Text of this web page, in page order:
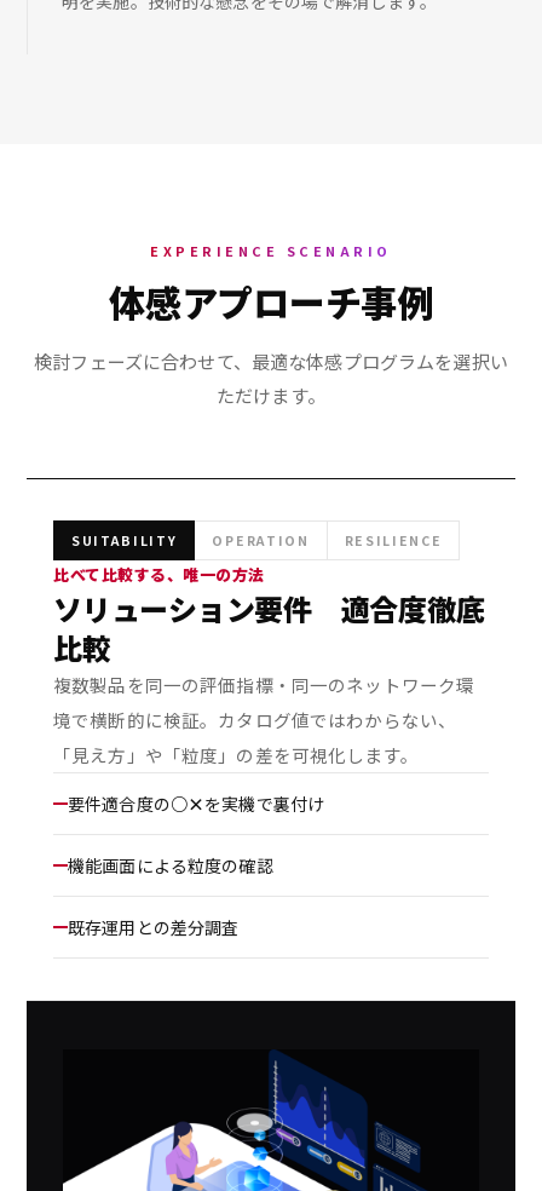
EXPERIENCE SCENARIO
体感アプローチ事例
検討フェーズに合わせて、最適な体感プログラムを選択い
ただけます。
SUITABILITY OPERATION RESILIENCE
比べて比較する、唯一の方法
ソリューション要件 適合度徹底
比較
複数製品を同一の評価指標・同一のネットワーク環
境で横断的に検証。カタログ値ではわからない、
「見え方」や「粒度」の差を可視化します。
要件適合度の○×を実機で裏付け
機能画面による粒度の確認
既存運用との差分調査